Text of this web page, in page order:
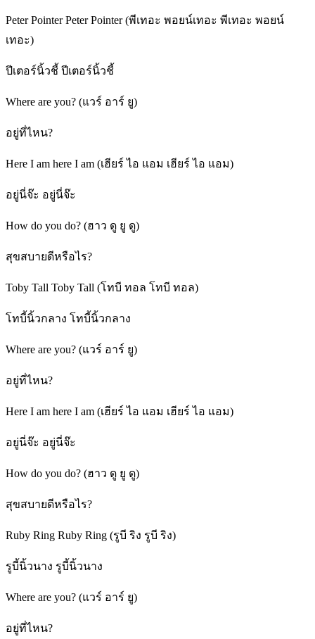
Peter Pointer Peter Pointer (พีเทอะ พอยน์เทอะ พีเทอะ พอยน์
เทอะ)
ปีเตอร์นิ้วชี้ ปีเตอร์นิ้วชี้
Where are you? (แวร์ อาร์ ยู)
อยู่ที่ไหน?
Here I am here I am (เฮียร์ ไอ แอม เฮียร์ ไอ แอม)
อยู่นี่จ๊ะ อยู่นี่จ๊ะ
How do you do? (ฮาว ดู ยู ดู)
สุขสบายดีหรือไร?
Toby Tall Toby Tall (โทบี ทอล โทบี ทอล)
โทบี้นิ้วกลาง โทบี้นิ้วกลาง
Where are you? (แวร์ อาร์ ยู)
อยู่ที่ไหน?
Here I am here I am (เฮียร์ ไอ แอม เฮียร์ ไอ แอม)
อยู่นี่จ๊ะ อยู่นี่จ๊ะ
How do you do? (ฮาว ดู ยู ดู)
สุขสบายดีหรือไร?
Ruby Ring Ruby Ring (รูบี ริง รูบี ริง)
รูบี้นิ้วนาง รูบี้นิ้วนาง
Where are you? (แวร์ อาร์ ยู)
อยู่ที่ไหน?